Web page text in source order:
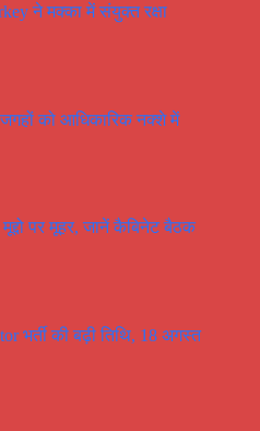
ने मक्का में संयुक्त रक्षा
को आधिकारिक नक्शे में
पर मूहर, जानें कैबिनेट बैठक
भर्ती की बढ़ी तिथि, 18 अगस्त